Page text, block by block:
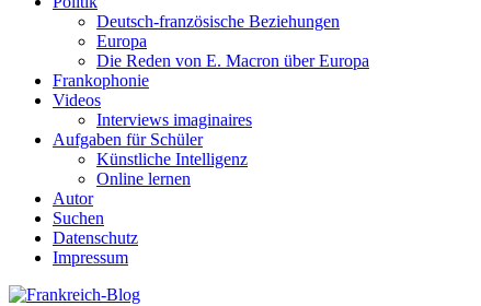
Deutsch-französische Beziehungen
Europa
Die Reden von E. Macron über Europa
Frankophonie
Videos
Interviews imaginaires
Aufgaben für Schüler
Künstliche Intelligenz
Online lernen
Autor
Suchen
Datenschutz
Impressum